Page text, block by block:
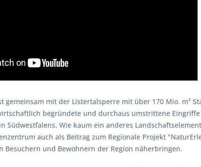
gemeinsam mit der Listertalsperre mit über 170 Mio. m³
begründete und durchaus umstrittene
Südwestfalens. Wie kaum ein anderes
auch als Beitrag zum Regionale Projekt
Besuchern und Bewohnern der Region näherbringen.